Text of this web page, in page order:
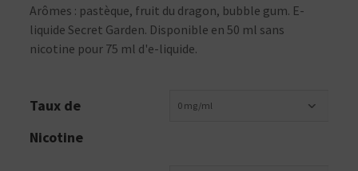
Arômes : pastèque, fruit du dragon, bubble gum. E-
liquide Secret Garden. Disponible en 50 ml sans
nicotine pour 75 ml d'e-liquide.
Taux de
Nicotine
0 mg/ml